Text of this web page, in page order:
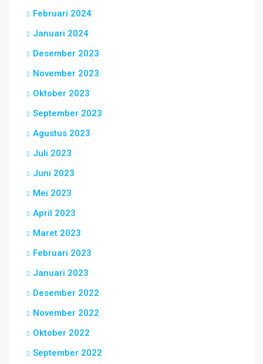
Februari 2024
Januari 2024
Desember 2023
November 2023
Oktober 2023
September 2023
Agustus 2023
Juli 2023
Juni 2023
Mei 2023
April 2023
Maret 2023
Februari 2023
Januari 2023
Desember 2022
November 2022
Oktober 2022
September 2022